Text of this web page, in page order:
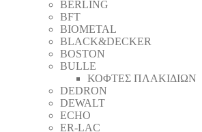
BERLING
BFT
BIOMETAL
BLACK&DECKER
BOSTON
BULLE
ΚΟΦΤΕΣ ΠΛΑΚΙΔΙΩΝ
DEDRON
DEWALT
ECHO
ER-LAC